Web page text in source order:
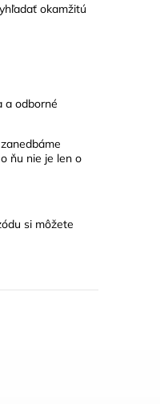
okamžitú
a odborné
ňu nie je len o
si môžete